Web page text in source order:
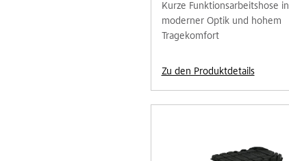
Kurze Funktionsarbeitshose in
moderner Optik und hohem
Tragekomfort
Zu den Produktdetails